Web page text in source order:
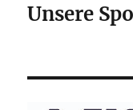
Unsere